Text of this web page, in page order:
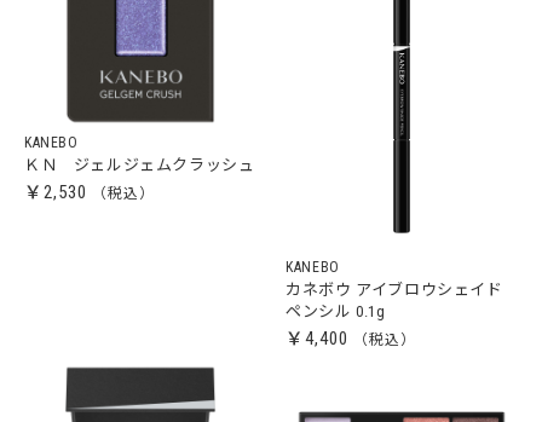
KANEBO
ＫＮ ジェルジェムクラッシュ
￥2,530
KANEBO
カネボウ アイブロウシェイド
ペンシル 0.1g
￥4,400